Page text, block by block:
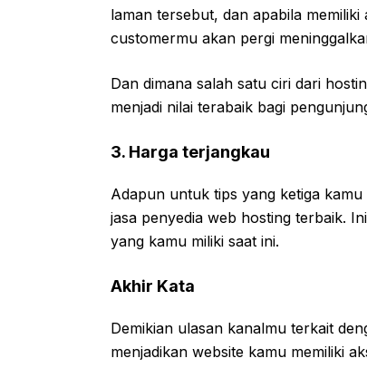
laman tersebut, dan apabila
customermu akan pergi
Dan dimana salah satu ciri dari
menjadi nilai terabaik bagi
3. Harga terjangkau
Adapun untuk tips yang ketiga
jasa penyedia web hosting terbaik.
yang kamu miliki saat ini.
Akhir Kata
Demikian ulasan kanalmu terkait
menjadikan website kamu memiliki